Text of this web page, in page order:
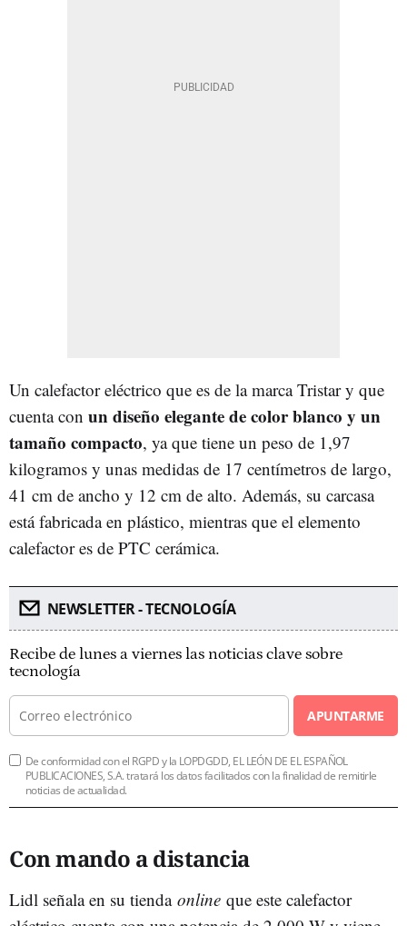
Un calefactor eléctrico que es de la marca Tristar y que
cuenta con un diseño elegante de color blanco y un
tamaño compacto, ya que tiene un peso de 1,97
kilogramos y unas medidas de 17 centímetros de largo,
41 cm de ancho y 12 cm de alto. Además, su carcasa
está fabricada en plástico, mientras que el elemento
calefactor es de PTC cerámica.
NEWSLETTER - TECNOLOGÍA
Recibe de lunes a viernes las noticias clave sobre
tecnología
APUNTARME
De conformidad con el RGPD y la LOPDGDD, EL LEÓN DE EL ESPAÑOL
PUBLICACIONES, S.A. tratará los datos facilitados con la finalidad de remitirle
noticias de actualidad.
Con mando a distancia
Lidl señala en su tienda online que este calefactor